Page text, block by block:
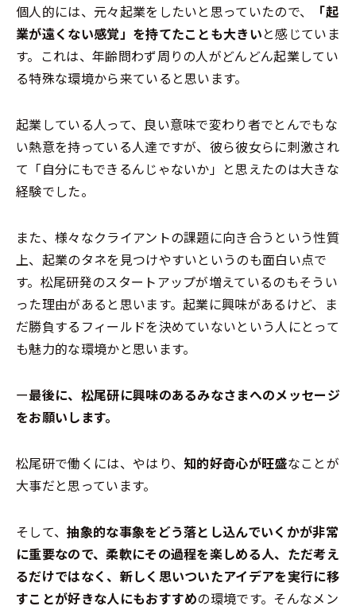
個人的には、元々起業をしたいと思っていたので、
「起
業が遠くない感覚」を持てたことも大きいと感じていま
す。これは、年齢問わず周りの人がどんどん起業してい
る特殊な環境から来ていると思います。
起業している人って、良い意味で変わり者でとんでもな
い熱意を持っている人達ですが、彼ら彼女らに刺激され
て「自分にもできるんじゃないか」と思えたのは大きな
経験でした。
また、様々なクライアントの課題に向き合うという性質
上、起業のタネを見つけやすいというのも面白い点で
す。松尾研発のスタートアップが増えているのもそうい
った理由があると思います。起業に興味があるけど、ま
だ勝負するフィールドを決めていないという人にとって
も魅力的な環境かと思います。
ー最後に、松尾研に興味のあるみなさまへのメッセージ
をお願いします。
松尾研で働くには、やはり、 知的好奇心が旺盛なことが
大事だと思っています。
そして、抽象的な事象をどう落とし込んでいくかが非常
に重要なので、柔軟にその過程を楽しめる人、ただ考え
るだけではなく、新しく思いついたアイデアを実行に移
すことが好きな人にもおすすめの環境です。そんなメン